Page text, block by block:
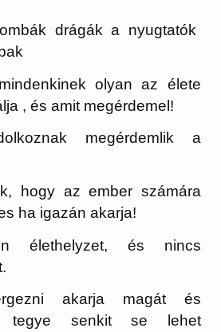
drágák a nyugtatók
olyan az élete
, és amit megérdemel!
megérdemlik a
hogy az ember számára
ha igazán akarja!
élethelyzet, és nincs
akarja magát és
tegye senkit se lehet